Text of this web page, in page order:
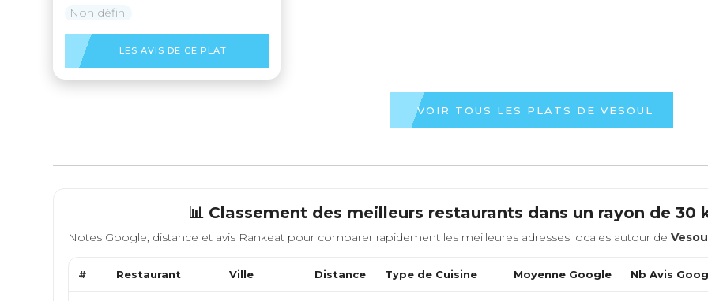
Non défini
LES AVIS DE CE PLAT
VOIR TOUS LES PLATS DE VESOUL
📊 Classement des meilleurs restaurants dans un rayon de
Notes Google, distance et avis Rankeat pour comparer rapidement les meilleures adresses locales autour de
# Restaurant Ville Distance Type de Cuisine Moyenne Google Nb Avis